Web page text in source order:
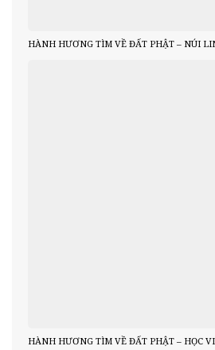
HÀNH HƯƠNG TÌM VỀ ĐẤT PHẬT – NÚI
HÀNH HƯƠNG TÌM VỀ ĐẤT PHẬT – HỌC